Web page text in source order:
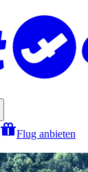
Flug anbieten